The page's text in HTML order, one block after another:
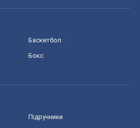
Баскетбол
Бокс
Підручники